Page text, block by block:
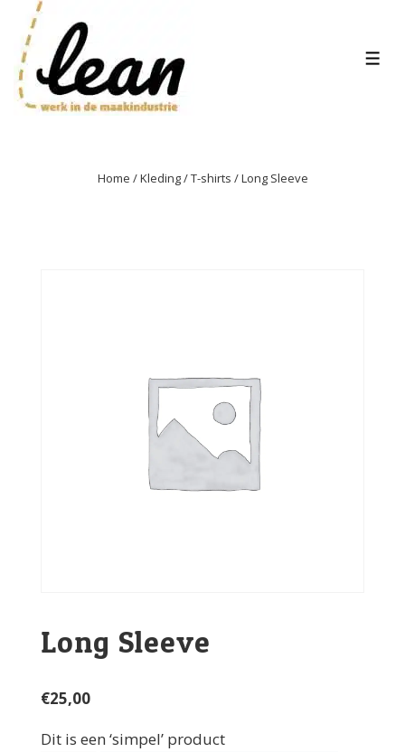
Doorgaan
naar
hoofdinhoud
Home /Kleding/T-shirts / Long Sleeve
Long Sleeve
€25,00
Dit is een ‘simpel’ product